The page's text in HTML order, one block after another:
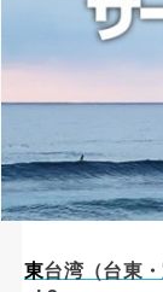
東台湾（台東・宜蘭エリア）サーフトリップレポートV